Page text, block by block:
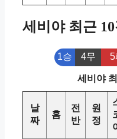
세비야 최근 10
1승 4무 5
세비야
날
짜
홈
전
반
원
정